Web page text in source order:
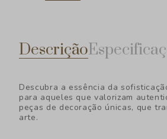
Descrição
Descubra a essência da
para aqueles que valorizam
peças de decoração únicas, que
arte.